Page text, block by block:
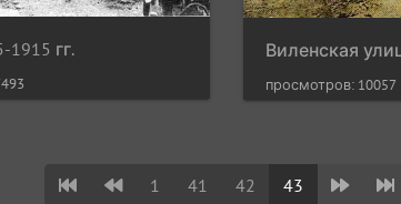
1915 гг.
просмотров: 10057
1 41 42 43